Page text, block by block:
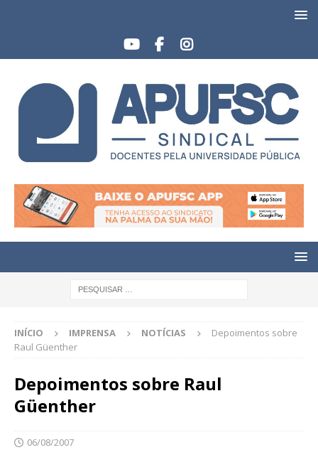
INÍCIO IMPRENSA NOTÍCIAS
Depoimentos sobre
Raul Güenther
Depoimentos sobre Raul
Güenther
06/08/2007